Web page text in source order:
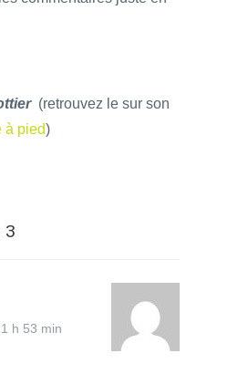
(retrouvez le sur son
à pied)
3
h 53 min